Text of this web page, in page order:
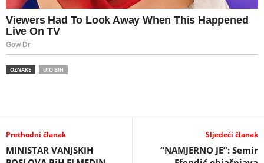
OZNAKE UIO BIH
Prethodni članak
MINISTAR VANJSKIH
Sljedeći članak
“NAMJERNO JE”: Semir